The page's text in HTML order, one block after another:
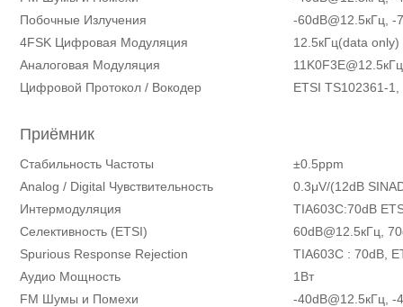
Побочные Излучения
-60dB@12.5кГц, -
4FSK Цифровая Модуляция
12.5кГц(data
Аналоговая Модуляция
Цифровой Протокол / Вокодер
ETSI TS102361-
Приёмник
Стабильность Частоты
±0.5ppm
Analog / Digital Чувствительность
0.3μV/(12dB
Интермодуляция
TIA603C:70dB
Селективность (ETSI)
60dB@12.5кГц,
Spurious Response Rejection
TIA603C : 70dB,
Аудио Мощность
1Вт
FM Шумы и Помехи
-40dB@12.5кГц, -